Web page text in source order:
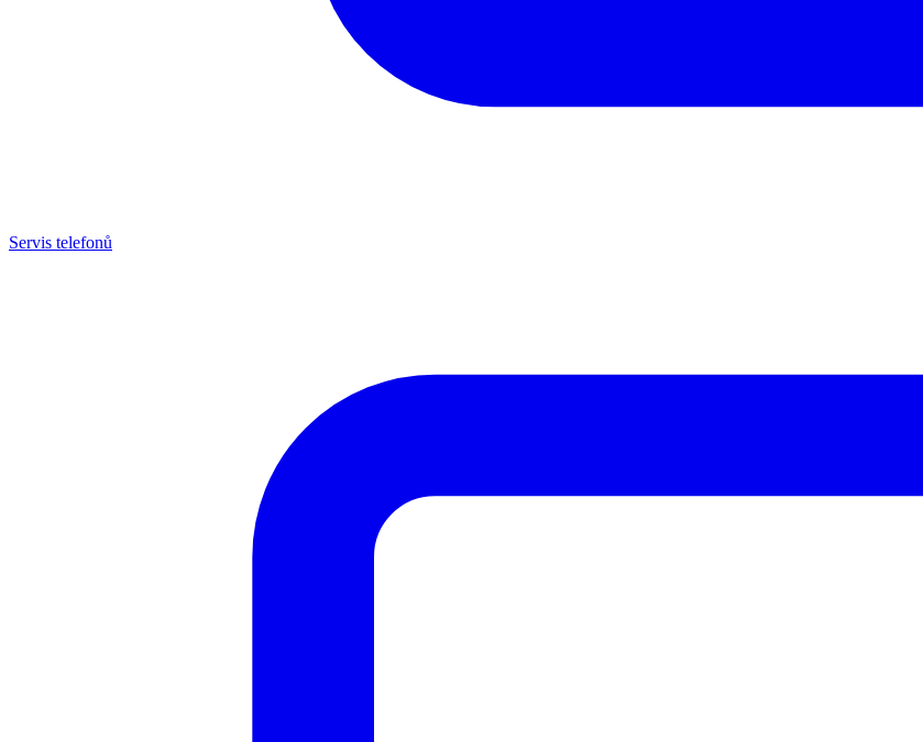
Servis telefonů